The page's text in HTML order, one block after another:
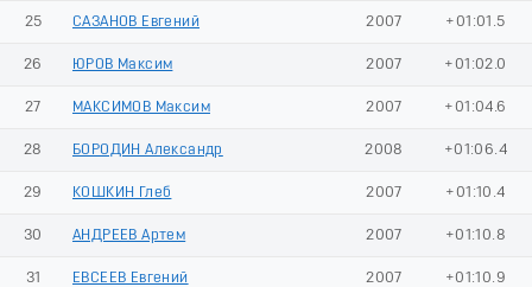
25 САЗАНОВ Евгений 2007 +01:01.5
26 ЮРОВ Максим 2007 +01:02.0
27 МАКСИМОВ Максим 2007 +01:04.6
28 БОРОДИН Александр 2008 +01:06.4
29 КОШКИН Глеб 2007 +01:10.4
30 АНДРЕЕВ Артем 2007 +01:10.8
31 ЕВСЕЕВ Евгений 2007 +01:10.9